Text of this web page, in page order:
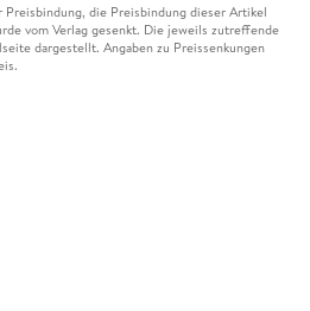
die Preisbindung dieser Artikel
vom Verlag gesenkt. Die jeweils zutreffende
dargestellt. Angaben zu Preissenkungen